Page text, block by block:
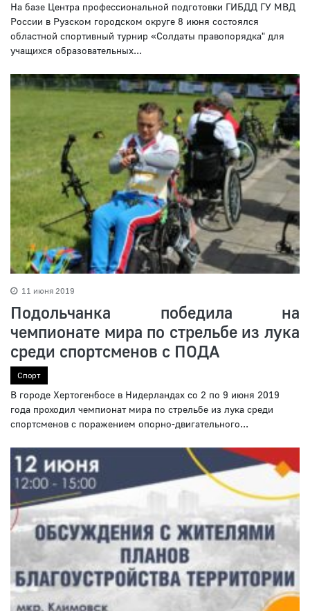
На базе Центра профессиональной подготовки ГИБДД ГУ МВД
России в Рузском городском округе 8 июня состоялся
областной спортивный турнир «Солдаты правопорядка" для
учащихся образовательных...
11 июня 2019
Подольчанка победила на
чемпионате мира по стрельбе из лука
среди спортсменов с ПОДА
Спорт
В городе Хертогенбосе в Нидерландах со 2 по 9 июня 2019
года проходил чемпионат мира по стрельбе из лука среди
спортсменов с поражением опорно-двигательного...